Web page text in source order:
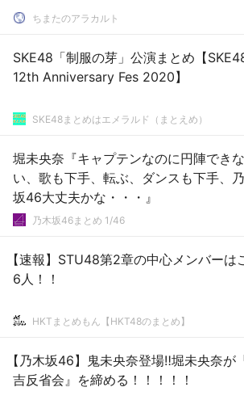
ちまたのアラカルト
SKE48「制服の芽」公演まとめ【
12th Anniversary Fes 2020】
SKE48まとめはエメラルド（まとえめ）
堀未央奈『キャプテンなのに円陣できな
い、歌も下手、転ぶ、ダンスも下手、
坂46大丈夫かな・・・』
乃木坂46まとめ 1/46
【速報】STU48第2章の中心メンバーは
6人！！
HKTまとめもん【HKT48のまとめ】
【乃木坂46】鬼未央奈登場‼堀未央奈が
吉反省会』を締める！！！！！